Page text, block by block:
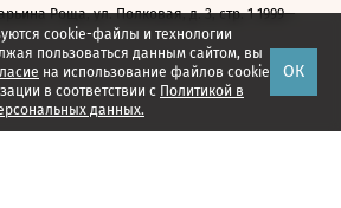
cookie-файлы и технологии
пользоваться данным сайтом, вы
на использование файлов cookie
в соответствии с Политикой в
данных.
ОК
Роща, ул. Полковая, д. 3, стр. 1 1999—